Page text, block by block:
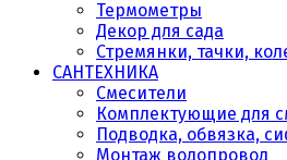
Термометры
Декор для сада
Стремянки, тачки,
САНТЕХНИКА
Смесители
Комплектующие для
Подводка, обвязка,
Монтаж водопровод